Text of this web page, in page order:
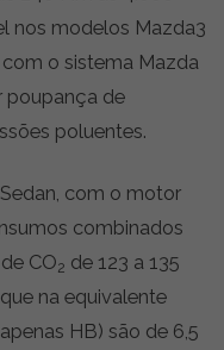
nos modelos Mazda3
o sistema Mazda
poupança de
poluentes.
com o motor
combinados
CO2 de 123 a 135
na equivalente
HB) são de 6,5